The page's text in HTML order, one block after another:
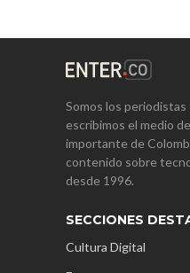
Somos los
escribimos el medio
importante de
contenido sobre
desde 1996.
SECCIONES
Cultura Digital